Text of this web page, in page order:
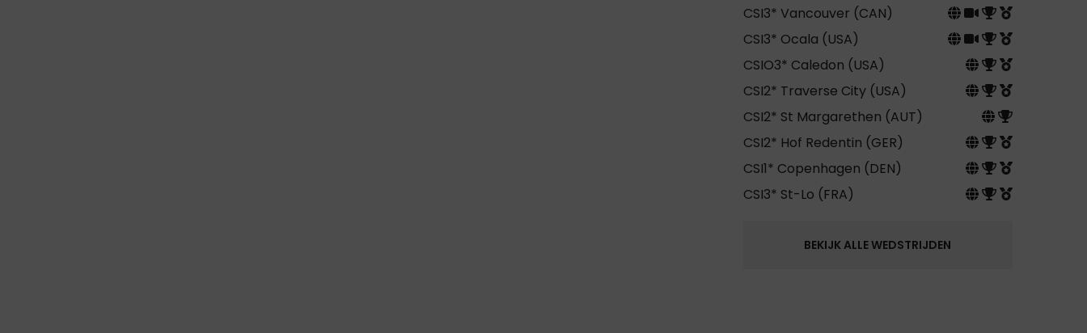
CSI3* Vancouver (CAN)
CSI3* Ocala (USA)
CSIO3* Caledon (USA)
CSI2* Traverse City (USA)
CSI2* St Margarethen (AUT)
CSI2* Hof Redentin (GER)
CSI1* Copenhagen (DEN)
CSI3* St-Lo (FRA)
BEKIJK ALLE WEDSTRIJDEN